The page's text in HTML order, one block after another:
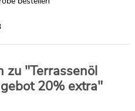
zu "Terrassenöl
20% extra"